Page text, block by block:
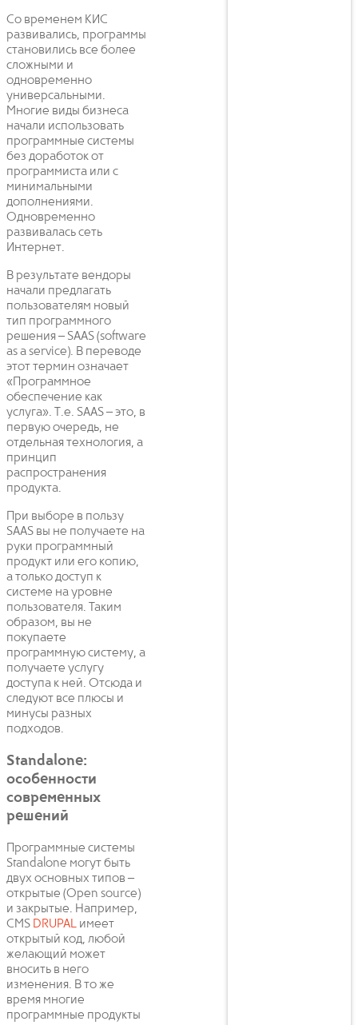
Со временем КИС
развивались, программы
становились все более
сложными и
одновременно
универсальными.
Многие виды бизнеса
начали использовать
программные системы
без доработок от
программиста или с
минимальными
дополнениями.
Одновременно
развивалась сеть
Интернет.
В результате вендоры
начали предлагать
пользователям новый
тип программного
решения – SAAS (software
as a service). В переводе
этот термин означает
«Программное
обеспечение как
услуга». Т.е. SAAS – это, в
первую очередь, не
отдельная технология, а
принцип
распространения
продукта.
При выборе в пользу
SAAS вы не получаете на
руки программный
продукт или его копию,
а только доступ к
системе на уровне
пользователя. Таким
образом, вы не
покупаете
программную систему, а
получаете услугу
доступа к ней. Отсюда и
следуют все плюсы и
минусы разных
подходов.
Standalone:
особенности
современных
решений
Программные системы
Standalone могут быть
двух основных типов –
открытые (Open source)
и закрытые. Например,
CMS DRUPAL имеет
открытый код, любой
желающий может
вносить в него
изменения. В то же
время многие
программные продукты